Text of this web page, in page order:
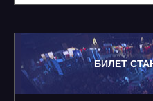
БИЛЕТ